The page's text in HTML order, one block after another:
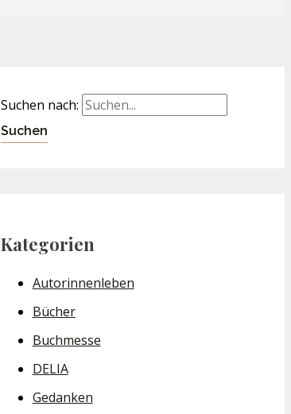
Suchen nach:
Kategorien
Autorinnenleben
Bücher
Buchmesse
DELIA
Gedanken